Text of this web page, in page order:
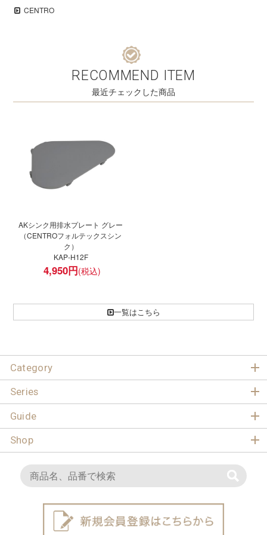
CENTRO
RECOMMEND ITEM
最近チェックした商品
AKシンク用排水プレート グレー
（CENTROフォルテックスシン
ク）
KAP-H12F
4,950円
一覧はこちら
Category
Series
Guide
Shop